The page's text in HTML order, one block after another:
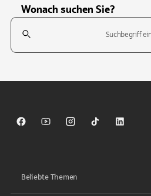
Wonach suchen Sie?
Suchfeld
Sparkasse auf Facebook
Sparkasse auf Youtube
Sparkasse aufSparkasse auf
Beliebte Themen